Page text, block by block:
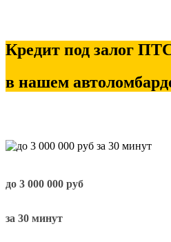
Кредит под залог
в нашем
до 3 000 000 руб
за 30 минут